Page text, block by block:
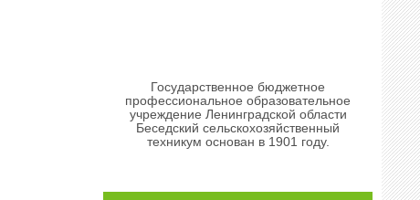
Государственное бюджетное
профессиональное образовательное
учреждение Ленинградской области
Беседский сельскохозяйственный
техникум основан в 1901 году.